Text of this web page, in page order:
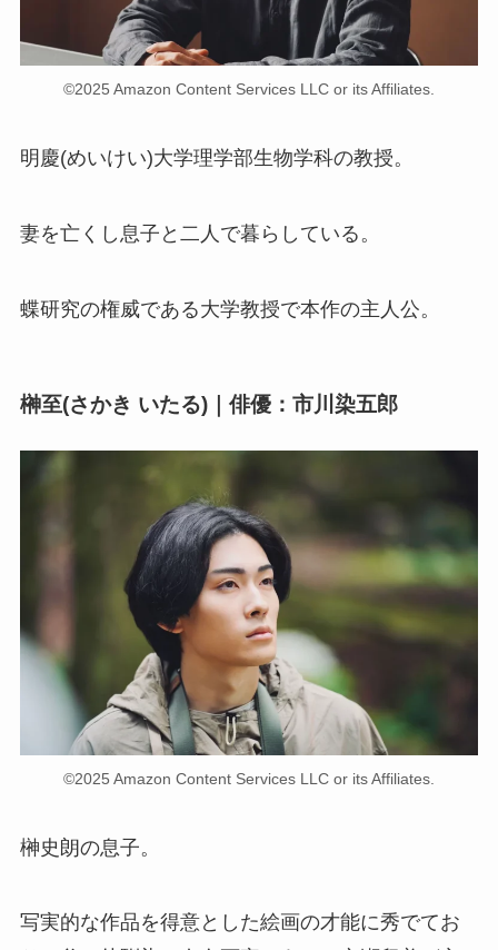
©2025 Amazon Content Services LLC or its Affiliates.
明慶(めいけい)大学理学部生物学科の教授。
妻を亡くし息子と二人で暮らしている。
蝶研究の権威である大学教授で本作の主人公。
榊至(さかき いたる)｜俳優：市川染五郎
©2025 Amazon Content Services LLC or its Affiliates.
榊史朗の息子。
写実的な作品を得意とした絵画の才能に秀でてお